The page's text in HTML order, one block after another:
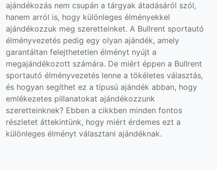
ajándékozás nem csupán a tárgyak átadásáról szól,
hanem arról is, hogy különleges élményekkel
ajándékozzuk meg szeretteinket. A Bullrent sportautó
élményvezetés pedig egy olyan ajándék, amely
garantáltan felejthetetlen élményt nyújt a
megajándékozott számára. De miért éppen a Bullrent
sportautó élményvezetés lenne a tökéletes választás,
és hogyan segíthet ez a típusú ajándék abban, hogy
emlékezetes pillanatokat ajándékozzunk
szeretteinknek? Ebben a cikkben minden fontos
részletet áttekintünk, hogy miért érdemes ezt a
különleges élményt választani ajándéknak.